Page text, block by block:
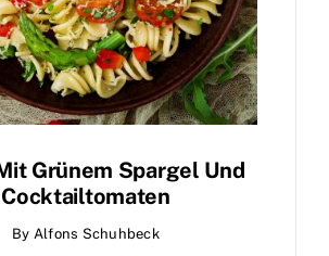
Grünem Spargel Und
Cocktailtomaten
By Alfons Schuhbeck